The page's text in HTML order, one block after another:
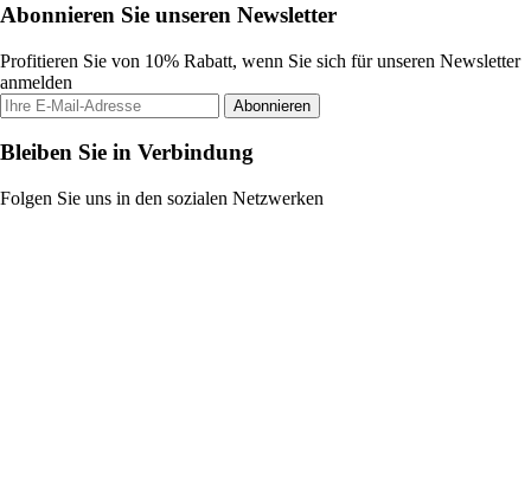
Abonnieren Sie unseren Newsletter
Profitieren Sie von 10% Rabatt, wenn Sie sich für unseren Newsletter
anmelden
Abonnieren
Bleiben Sie in Verbindung
Folgen Sie uns in den sozialen Netzwerken